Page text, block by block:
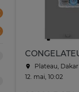
Plateau, Dakar
12. mai, 10:02